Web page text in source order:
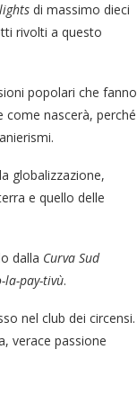
di massimo dieci
rivolti a questo
popolari che fanno
come nascerà, perché
globalizzazione,
e quello delle
dalla Curva Sud
la-pay-tivù.
nel club dei circensi.
verace passione